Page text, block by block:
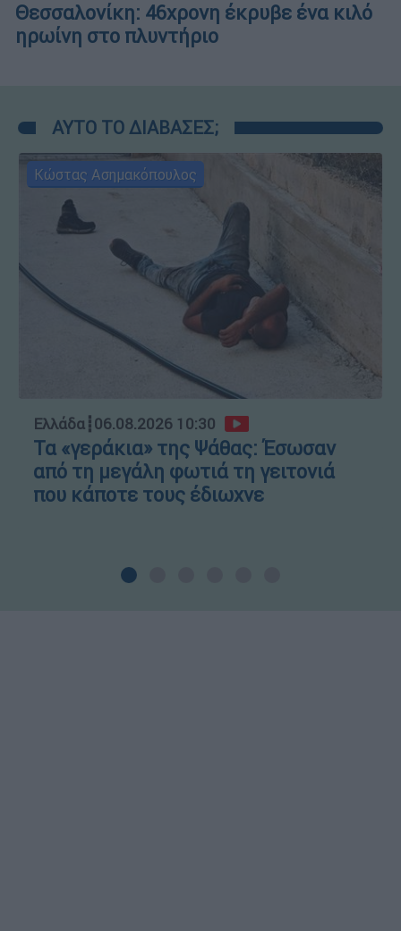
Θεσσαλονίκη: 46χρονη έκρυβε ένα κιλό
ηρωίνη στο πλυντήριο
ΑΥΤΟ ΤΟ ΔΙΑΒΑΣΕΣ;
Κώστας Ασημακόπουλος
Ελλάδα┋06.08.2026 10:30
Τα «γεράκια» της Ψάθας: Έσωσαν
από τη μεγάλη φωτιά τη γειτονιά
που κάποτε τους έδιωχνε